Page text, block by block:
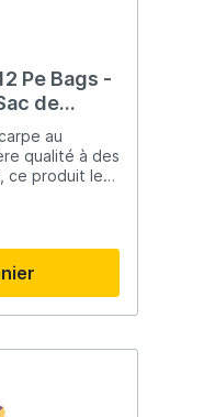
Pe Bags -
de
au
qualité à des
ce produit le
à la
de quoi
vous proposer
!